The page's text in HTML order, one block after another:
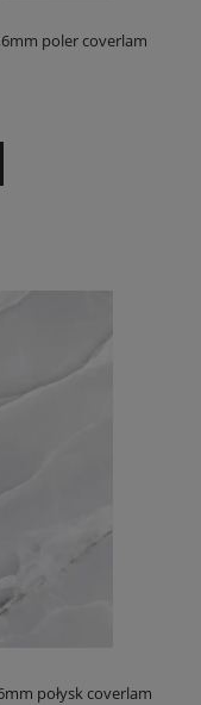
poler coverlam
połysk coverlam